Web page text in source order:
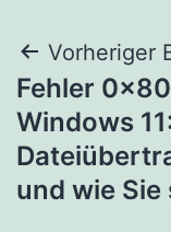
Vorheriger
Fehler
Windows
und wie